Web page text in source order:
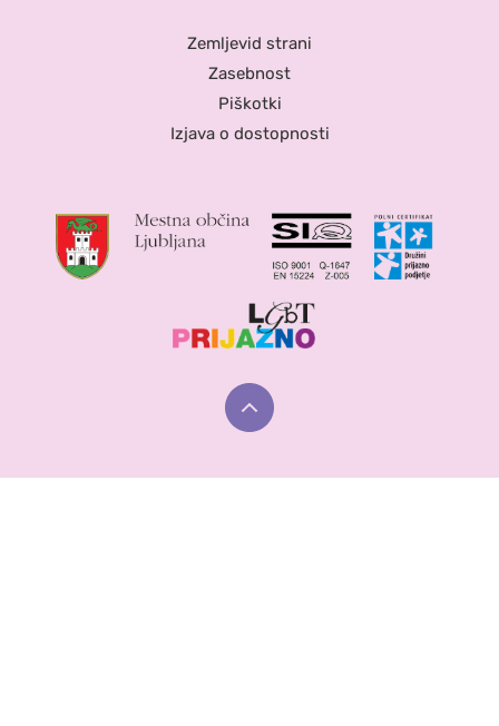
Zemljevid strani
Zasebnost
Piškotki
Izjava o dostopnosti